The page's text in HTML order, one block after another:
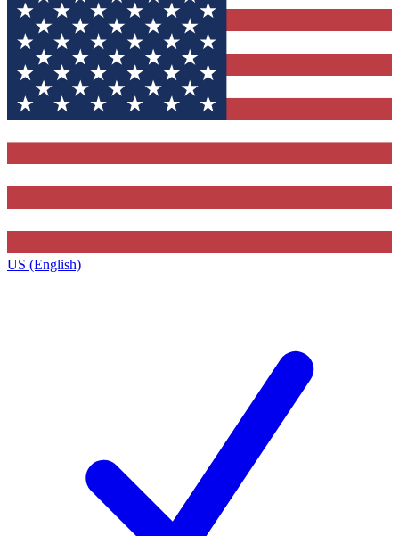
US (English)